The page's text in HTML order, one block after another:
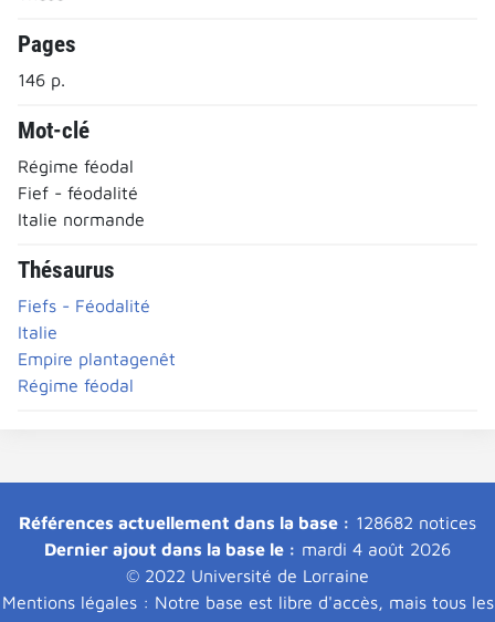
Pages
146 p.
Mot-clé
Régime féodal
Fief - féodalité
Italie normande
Thésaurus
Fiefs - Féodalité
Italie
Empire plantagenêt
Régime féodal
Références actuellement dans la base : 128682 notices
Dernier ajout dans la base le : mardi 4 août 2026
© 2022 Université de Lorraine
Mentions légales : Notre base est libre d'accès, mais tous les